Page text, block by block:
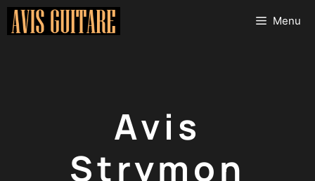
Aller
Menu
Avis
Strymon